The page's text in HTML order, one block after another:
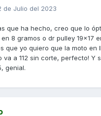
de Julio del 2023
que ha hecho, creo que lo
8 gramos o dr pulley 19x17
que yo quiero que la moto en
va a 112 sin corte, perfecto! Y
genial.